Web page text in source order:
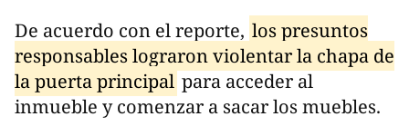
De acuerdo con el reporte, los presuntos
responsables lograron violentar la chapa de
la puerta principal para acceder al
inmueble y comenzar a sacar los muebles.